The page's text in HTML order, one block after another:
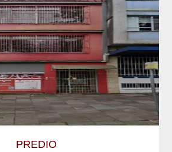
PREDIO